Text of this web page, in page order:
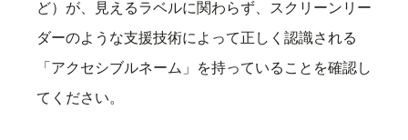
ど）が、見えるラベルに関わらず、スクリーンリー
ダーのような支援技術によって正しく認識される
「アクセシブルネーム」を持っていることを確認し
てください。